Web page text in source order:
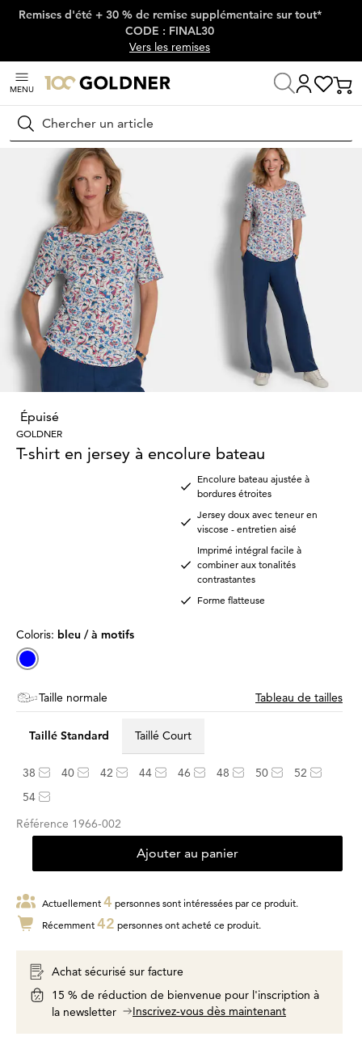
Passer la navigation, aller directement au contenu
Remises d'été + 30 % de remise supplémentaire sur tout*
CODE : FINAL30
Vers les remises
MENU
Rechercher
Maison Mode femme T-shirts
Épuisé
GOLDNER
T-shirt en jersey à encolure bateau
Encolure bateau ajustée à
bordures étroites
Jersey doux avec teneur en
viscose - entretien aisé
Imprimé intégral facile à
combiner aux tonalités
contrastantes
Forme flatteuse
Coloris: bleu / à motifs
Taille normale Tableau de tailles
Taillé Standard Taillé Court
38 40 42 44 46 48 50
52
54
Référence 1966-002
Ajouter au panier
Actuellement 4 personnes sont intéressées par ce produit.
Récemment 42 personnes ont acheté ce produit.
Achat sécurisé sur facture
15 % de réduction de bienvenue pour l'inscription à
la newsletter
Inscrivez-vous dès maintenant